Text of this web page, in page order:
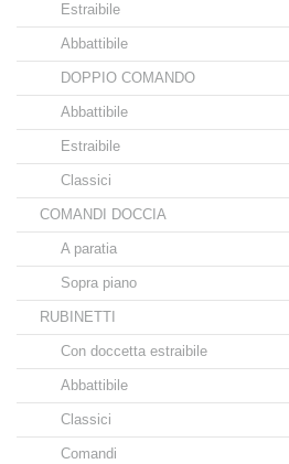
Estraibile
Abbattibile
DOPPIO COMANDO
Abbattibile
Estraibile
Classici
COMANDI DOCCIA
A paratia
Sopra piano
RUBINETTI
Con doccetta estraibile
Abbattibile
Classici
Comandi